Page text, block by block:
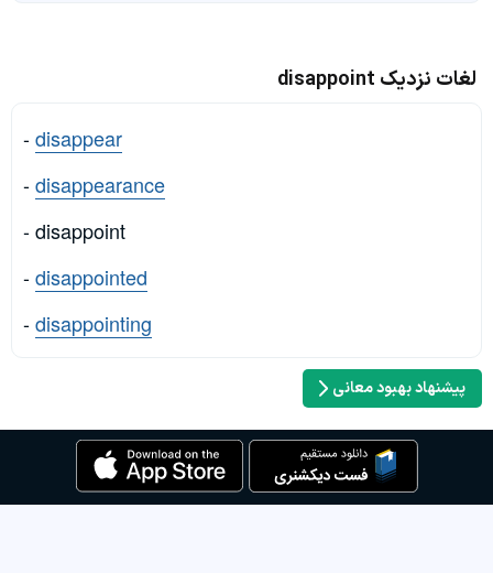
لغات نزدیک disappoint
-disappear
-disappearance
- disappoint
-disappointed
-disappointing
پیشنهاد بهبود معانی